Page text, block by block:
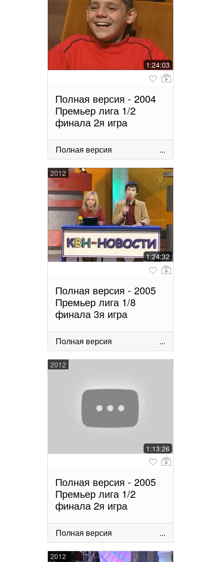
1:24:03
Полная версия - 2004
Премьер лига 1/2
финала 2я игра
Полная версия ...
2012
1:24:32
Полная версия - 2005
Премьер лига 1/8
финала 3я игра
Полная версия ...
2012
1:13:26
Полная версия - 2005
Премьер лига 1/2
финала 2я игра
Полная версия ...
2012